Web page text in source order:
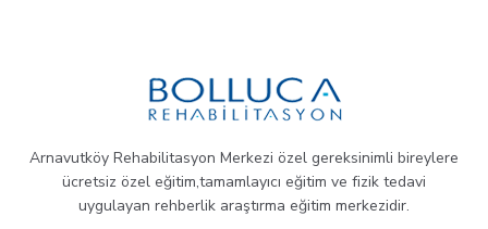
Arnavutköy Rehabilitasyon Merkezi özel gereksinimli bireylere
ücretsiz özel eğitim,tamamlayıcı eğitim ve fizik tedavi
uygulayan rehberlik araştırma eğitim merkezidir.